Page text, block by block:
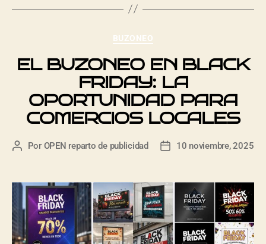
BUZONEO
EL BUZONEO EN BLACK
FRIDAY: LA
OPORTUNIDAD PARA
COMERCIOS LOCALES
Por OPEN reparto de publicidad 10 noviembre, 2025